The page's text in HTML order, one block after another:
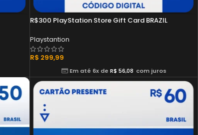
R$300 PlayStation Store Gift Card BRAZIL
Playstantion
R$ 299,99
Em até 6x de R$ 56,08 com juros